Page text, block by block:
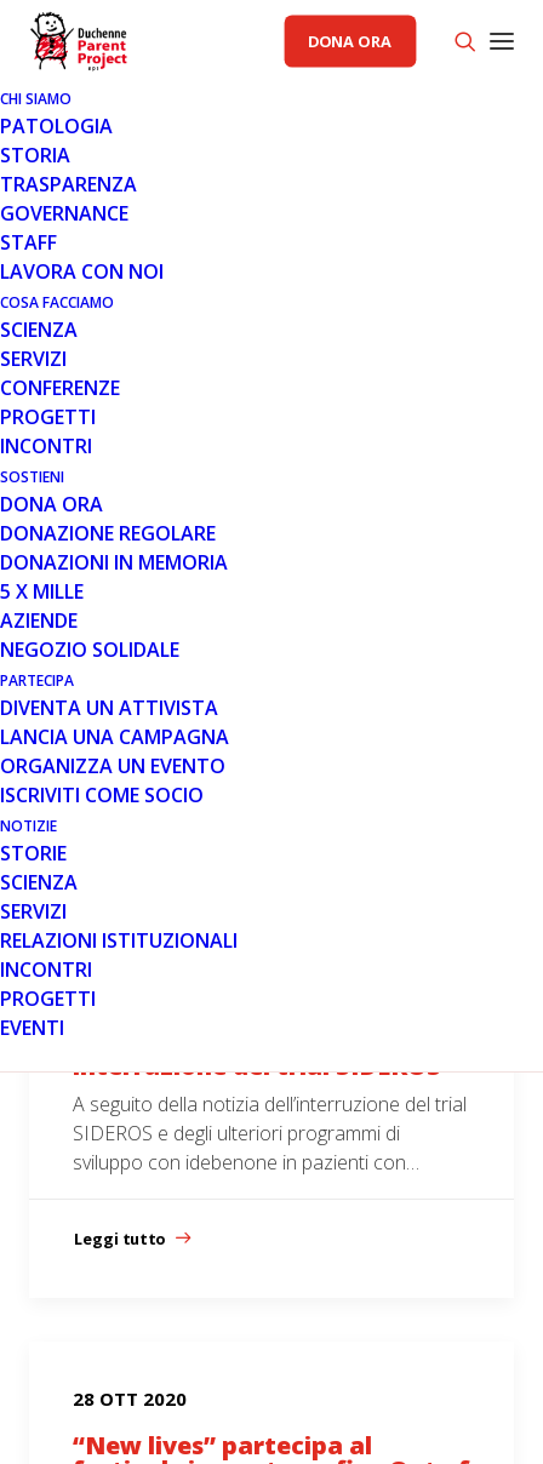
DONA ORA
CHI SIAMO
PATOLOGIA
STORIA
TRASPARENZA
GOVERNANCE
STAFF
LAVORA CON NOI
COSA FACCIAMO
SCIENZA
SERVIZI
CONFERENZE
PROGETTI
INCONTRI
SOSTIENI
DONA ORA
DONAZIONE REGOLARE
DONAZIONI IN MEMORIA
5 X MILLE
AZIENDE
NEGOZIO SOLIDALE
PARTECIPA
DIVENTA UN ATTIVISTA
LANCIA UNA CAMPAGNA
ORGANIZZA UN EVENTO
ISCRIVITI COME SOCIO
NOTIZIE
STORIE
SCIENZA
SERVIZI
RELAZIONI ISTITUZIONALI
INCONTRI
PROGETTI
EVENTI
30 OTT 2020
SOLID COLLABORA CON
ULTRAGENYX PER LO SVILUPPO
DI NUOVE TERAPIE GENICHE
In un comunicato stampa diffuso lo scorso 23 ottobre
la biotech Solid Bioscience annuncia l’inizio di una
collaborazione con l’azienda Ultragenyx…
Leggi tutto
MESE: OTTOBRE 2020
29 OTT 2020
interruzione del trial SIDEROS
A seguito della notizia dell’interruzione del trial
SIDEROS e degli ulteriori programmi di
sviluppo con idebenone in pazienti con…
Leggi tutto
28 OTT 2020
“New lives” partecipa al